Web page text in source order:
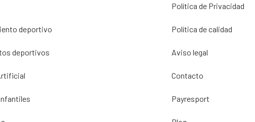
deportivo
deportivos
Política de Privacidad
Política de calidad
Aviso legal
Contacto
Payresport